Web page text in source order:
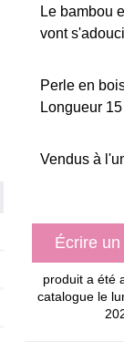
Le bambou
vont
Perle en
Longueur
Vendus à
Écrire
produit a été
catalogue le